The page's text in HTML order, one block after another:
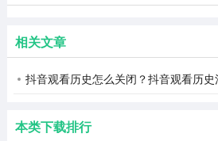
相关文章
抖音观看历史怎么关闭？抖音观看历
本类下载排行